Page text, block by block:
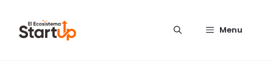
Menu